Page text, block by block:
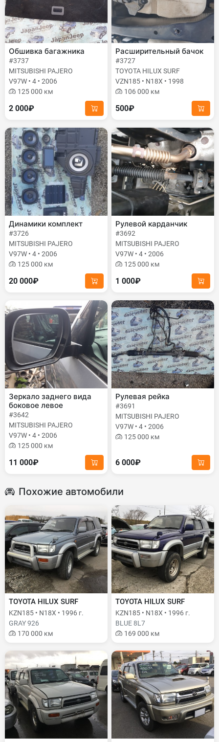
Обшивка багажника
#3737
MITSUBISHI PAJERO
V97W • 4 • 2006
125 000 км
2 000₽
Расширительный бачок
#3727
TOYOTA HILUX SURF
VZN185 • N18X • 1998
106 000 км
500₽
Динамики комплект
#3726
MITSUBISHI PAJERO
V97W • 4 • 2006
125 000 км
20 000₽
Рулевой карданчик
#3692
MITSUBISHI PAJERO
V97W • 4 • 2006
125 000 км
1 000₽
Зеркало заднего вида
боковое левое
#3642
MITSUBISHI PAJERO
V97W • 4 • 2006
125 000 км
11 000₽
Рулевая рейка
#3691
MITSUBISHI PAJERO
V97W • 4 • 2006
125 000 км
6 000₽
Похожие автомобили
TOYOTA HILUX SURF
KZN185 • N18X • 1996 г.
GRAY 926
170 000 км
TOYOTA HILUX SURF
KZN185 • N18X • 1996 г.
BLUE 8L7
169 000 км